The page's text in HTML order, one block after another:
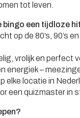
tot leven.
bingo een tijdloze
op de 80’s, 90’s
vrolijk en perfect
energiek –
elke locatie in
een quizmaster in